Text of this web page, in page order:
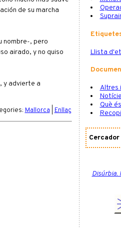
de su marcha
nombre-, pero
airado, y no quiso
y advierte a
Mallorca Enllaç
Llista
Altres
Què
Disúrbia.